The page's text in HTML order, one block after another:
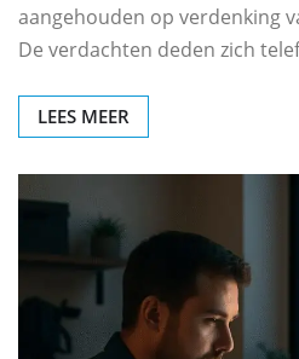
aangehouden op verdenking
De verdachten deden zich
LEES MEER